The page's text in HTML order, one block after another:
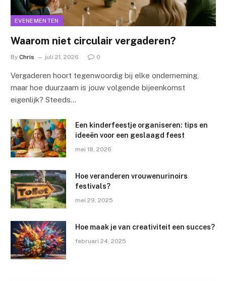
EVENEMENTEN
Waarom niet circulair vergaderen?
By Chris juli 21, 2026 0
Vergaderen hoort tegenwoordig bij elke onderneming,
maar hoe duurzaam is jouw volgende bijeenkomst
eigenlijk? Steeds…
Een kinderfeestje organiseren: tips en
ideeën voor een geslaagd feest
mei 18, 2026
Hoe veranderen vrouwenurinoirs
festivals?
mei 29, 2025
Hoe maak je van creativiteit een succes?
februari 24, 2025